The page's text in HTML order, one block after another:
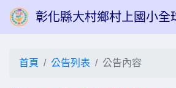
彰化縣大村鄉村上國小全
首頁 公告列表 公告內容